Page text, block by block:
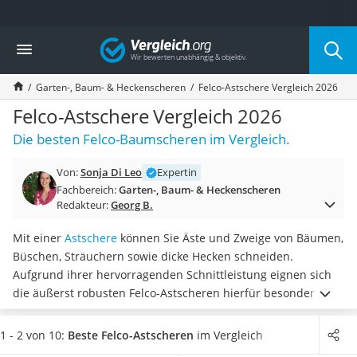
Die beliebtesten Vergleiche nach Kategorie
Baumarkt
Tresor feuerfest
Makita-Akku-Rasenmäher
Kappsäge
Smartes Türschloss
Akku-Rasentrimmer
Split-Klimaanlage 2 Innengeräte
Pelletofen
Tiefbrunnenpumpe
Fliesenschneider
Hochdruckreiniger
Doppelschleifer
Überwachungskamera
Benzinrasenmäher mit Elektrostart
Vergleich
Garten-, Baum- & Heckenscheren Felco-Astschere Vergleich 2026
Felco-Astschere Vergleich 2026
Die besten Felco-Baumscheren im Vergleich.
Von:Sonja Di Leo
Expertin
Fachbereich:Garten-, Baum- & Heckenscheren
Redakteur:Georg B.
Mit einer Astschere können Sie Äste und Zweige von Bäumen,
Büschen, Sträuchern sowie dicke Hecken schneiden.
Aufgrund ihrer hervorragenden Schnittleistung eignen sich
die äußerst robusten Felco-Astscheren hierfür besonders gut
und können sowohl professionelle als auch Hobby-Gärtner
überzeugen. Laut Online-Tests können einige Modelle sogar
1 - 2 von 10: Beste Felco-Astscheren im Vergleich